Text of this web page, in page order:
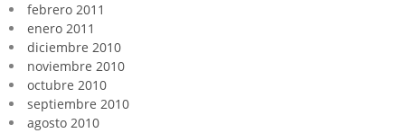
febrero 2011
enero 2011
diciembre 2010
noviembre 2010
octubre 2010
septiembre 2010
agosto 2010